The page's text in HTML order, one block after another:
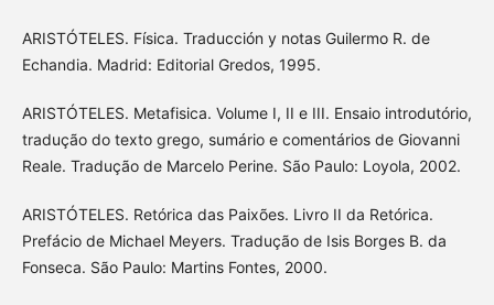
ARISTÓTELES. Física. Traducción y notas Guilermo R. de
Echandia. Madrid: Editorial Gredos, 1995.
ARISTÓTELES. Metafisica. Volume I, II e III. Ensaio introdutório,
tradução do texto grego, sumário e comentários de Giovanni
Reale. Tradução de Marcelo Perine. São Paulo: Loyola, 2002.
ARISTÓTELES. Retórica das Paixões. Livro II da Retórica.
Prefácio de Michael Meyers. Tradução de Isis Borges B. da
Fonseca. São Paulo: Martins Fontes, 2000.